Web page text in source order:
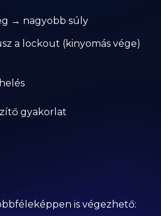
→ nagyobb súly
a lockout (kinyomás vége)
gyakorlat
is végezhető: